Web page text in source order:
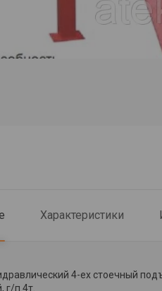
Характеристики
4-ех стоечный
г/п 4т.